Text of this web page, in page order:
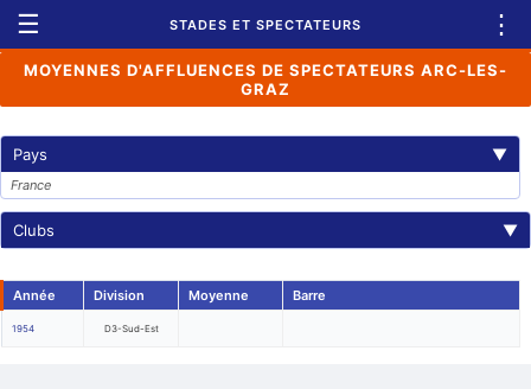
☰ STADES ET SPECTATEURS ⋮
MOYENNES D'AFFLUENCES DE SPECTATEURS ARC-LES-
GRAZ
Pays ▼
France
Clubs ▼
Année Division Moyenne Barre
1954 D3-Sud-Est